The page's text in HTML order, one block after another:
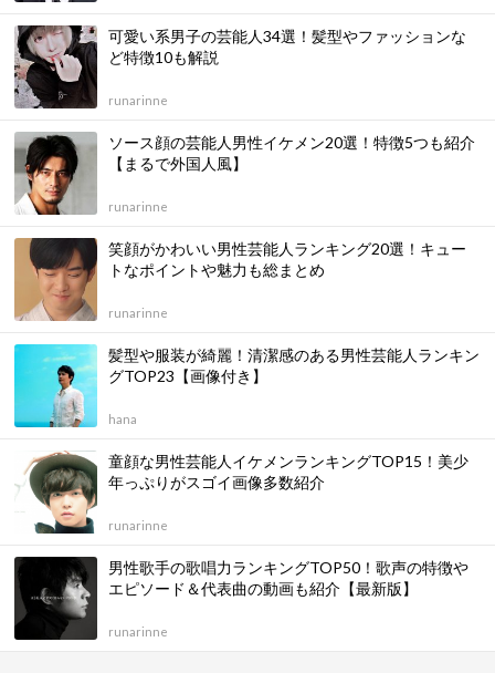
可愛い系男子の芸能人34選！髪型やファッションな
ど特徴10も解説
runarinne
ソース顔の芸能人男性イケメン20選！特徴5つも紹介
【まるで外国人風】
runarinne
笑顔がかわいい男性芸能人ランキング20選！キュー
トなポイントや魅力も総まとめ
runarinne
髪型や服装が綺麗！清潔感のある男性芸能人ランキン
グTOP23【画像付き】
hana
童顔な男性芸能人イケメンランキングTOP15！美少
年っぷりがスゴイ画像多数紹介
runarinne
男性歌手の歌唱力ランキングTOP50！歌声の特徴や
エピソード＆代表曲の動画も紹介【最新版】
runarinne